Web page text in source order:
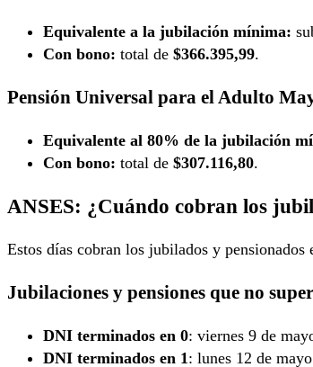
Equivalente a la jubilación mínima:
Con bono: total de $366.395,99.
Pensión Universal para el Adulto
Equivalente al 80% de la jubilación
Con bono: total de $307.116,80.
ANSES: ¿Cuándo cobran los
Estos días cobran los jubilados y pensionados
Jubilaciones y pensiones que no
DNI terminados en 0: viernes 9 de
DNI terminados en 1 : lunes 12 de